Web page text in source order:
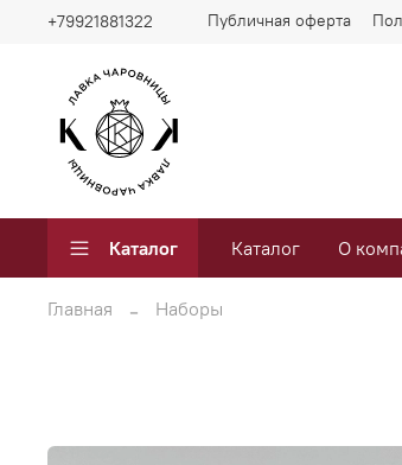
Публичная оферта
+79921881322
Каталог Каталог О
Главная
Наборы